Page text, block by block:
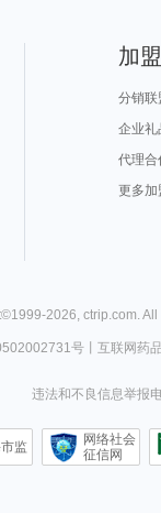
加
分销联
企业礼
代理合
更多加
1999-2026, ctrip.com.
号丨 互联网药
违法和不良信息举报
监
网络社会
征信网